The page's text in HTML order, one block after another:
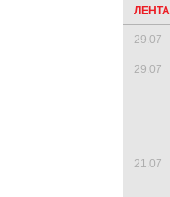
29.07
29.07
21.07